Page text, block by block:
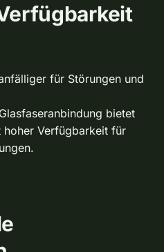
für Störungen und
bietet
hoher Verfügbarkeit für